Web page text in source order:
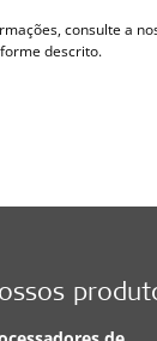
consulte a
descrito.